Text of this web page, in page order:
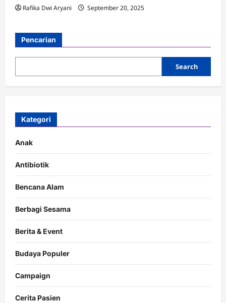
Rafika Dwi Aryani September 20, 2025
Pencarian
Search
Kategori
Anak
Antibiotik
Bencana Alam
Berbagi Sesama
Berita & Event
Budaya Populer
Campaign
Cerita Pasien